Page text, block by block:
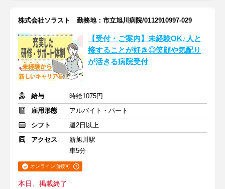
株式会社ソラスト 勤務地：市立旭川病院/0112910997-029
【受付・ご案内】未経験OK♪人と
接することが好き◎笑顔や気配り
が活きる病院受付
給与
時給1075円
雇用形態
アルバイト・パート
シフト
週2日以上
アクセス
新旭川駅
車5分
オンライン面接可
本日、掲載終了